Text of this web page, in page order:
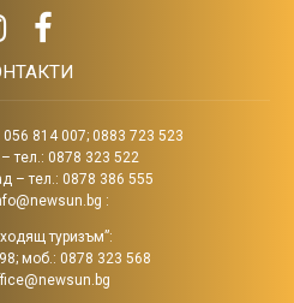
056 814 007; 0883 723 523
тел.: 0878 323 522
– тел.: 0878 386 555
:
туризъм”:
моб.: 0878 323 568